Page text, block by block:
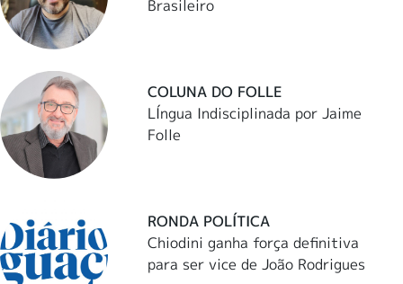
Brasileiro
COLUNA DO FOLLE
LÍngua Indisciplinada por Jaime
Folle
RONDA POLÍTICA
Chiodini ganha força definitiva
para ser vice de João Rodrigues